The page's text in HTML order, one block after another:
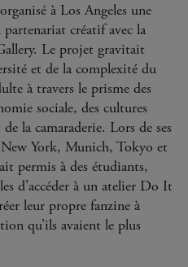
à Los Angeles une
créatif avec la
Le projet gravitait
et de la complexité du
à travers le prisme des
sociale, des cultures
la camaraderie. Lors de ses
York, Munich, Tokyo et
permis à des étudiants,
d’accéder à un atelier Do It
leur propre fanzine à
qu’ils avaient le plus